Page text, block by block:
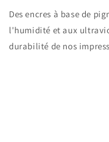
Des encres à base de
l'humidité et aux
durabilité de nos